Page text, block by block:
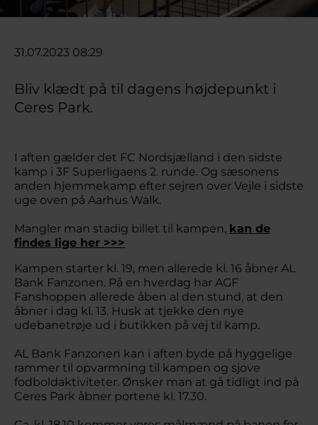
31.07.2023 08:29
Bliv klædt på til dagens højdepunkt i
Ceres Park.
I aften gælder det FC Nordsjælland i den sidste
kamp i 3F Superligaens 2. runde. Og sæsonens
anden hjemmekamp efter sejren over Vejle i sidste
uge oven på Aarhus Walk.
Mangler man stadig billet til kampen, kan de
findes lige her >>>
Kampen starter kl. 19, men allerede kl. 16 åbner AL
Bank Fanzonen. På en hverdag har AGF
Fanshoppen allerede åben al den stund, at den
åbner i dag kl. 13. Husk at tjekke den nye
udebanetrøje ud i butikken på vej til kamp.
AL Bank Fanzonen kan i aften byde på hyggelige
rammer til opvarmning til kampen og sjove
fodboldaktiviteter. Ønsker man at gå tidligt ind på
Ceres Park åbner portene kl. 17.30.